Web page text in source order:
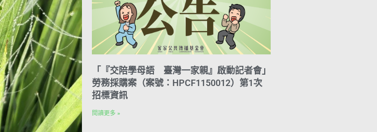
「『交陪學母語 臺灣一家親』啟動記者會」
勞務採購案（案號：HPCF1150012）第1次
招標資訊
閱讀更多 »